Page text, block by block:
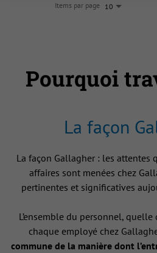
Items par page 10
Pourquoi
La façon
La façon Gallagher : les attentes
affaires sont menées chez
pertinentes et significatives
L’ensemble du personnel,
chaque employé chez
commune de la manière dont